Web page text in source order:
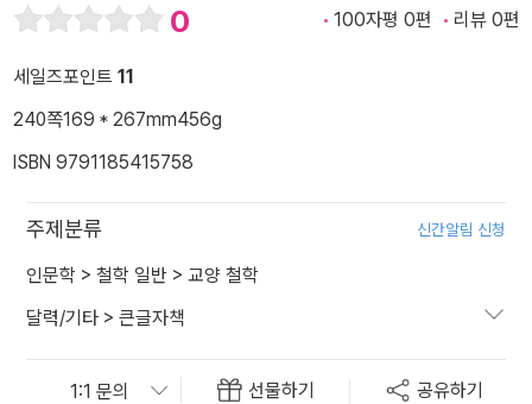
0 100자평 0편 리뷰 0편
세일즈포인트 11
240쪽169 * 267mm456g
ISBN 9791185415758
주제분류 신간알림 신청
인문학 > 철학 일반 > 교양 철학
달력/기타 > 큰글자책
선물하기 공유하기